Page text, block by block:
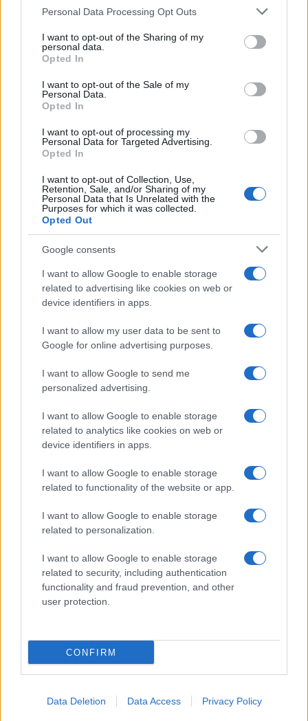
This information may also be disclosed by us to third parties
disclose it to other third parties.
Please note that this website/app uses one or more Google
services and may gather and store information including but
not limited to your visit or usage behaviour. You may click to
grant or deny consent to Google and its third-party tags to
consent section.
Personal Data Processing Opt Outs
I want to opt-out of the Sharing of my
personal data.
Opted In
I want to opt-out of the Sale of my
Personal Data.
Opted In
I want to opt-out of processing my
Personal Data for Targeted Advertising.
Opted In
I want to opt-out of Collection, Use,
Retention, Sale, and/or Sharing of my
Personal Data that Is Unrelated with the
Purposes for which it was collected.
Opted Out
Google consents
I want to allow Google to enable storage
related to advertising like cookies on web or
device identifiers in apps.
I want to allow my user data to be sent to
Google for online advertising purposes.
I want to allow Google to send me
personalized advertising.
I want to allow Google to enable storage
related to analytics like cookies on web or
device identifiers in apps.
I want to allow Google to enable storage
related to functionality of the website or app.
I want to allow Google to enable storage
related to personalization.
I want to allow Google to enable storage
related to security, including authentication
functionality and fraud prevention, and other
user protection.
CONFIRM
Data Deletion Data Access Privacy Policy
FRASI
Frasi celebri
Frasi da condividere
Poesie
FILM
Frasi dei film
Frasi film più lette
Incipit dei film
Film più cercati
Frasi sul cinema
SERVIZI
Mappa del sito
Cookie Policy
Frasi suddivise per tema
Indice degli autori
Aforismi .meglio.it è l'archivio web dedicato a frasi,
aforismi e citazioni più grande del web (137.890 frasi in
database) • ©2005-2025 • La riproduzione dei testi è
il sito ricava una commissione sugli acquisti idonei. •
Contatti